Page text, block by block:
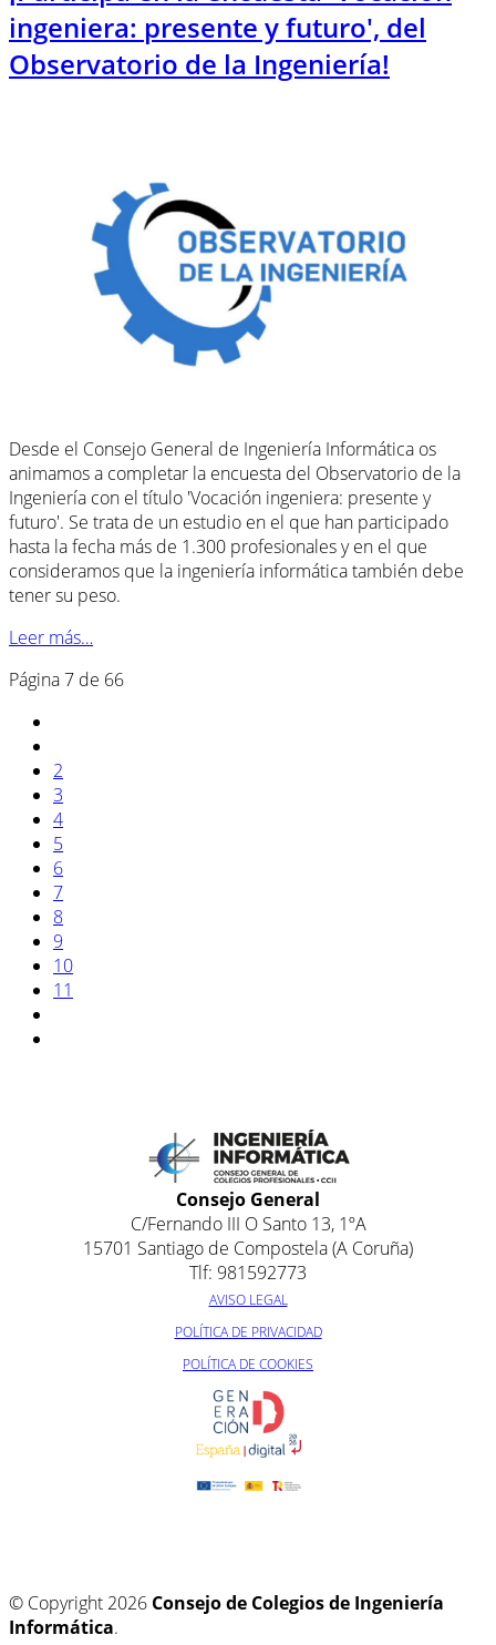
ingeniera: presente y futuro', del
Observatorio de la Ingeniería!
Desde el Consejo General de Ingeniería Informática os
animamos a completar la encuesta del Observatorio de la
Ingeniería con el título 'Vocación ingeniera: presente y
futuro'. Se trata de un estudio en el que han participado
hasta la fecha más de 1.300 profesionales y en el que
consideramos que la ingeniería informática también debe
tener su peso.
Leer más…
Página 7 de 66
2
3
4
5
6
7
8
9
10
11
Consejo General
C/Fernando III O Santo 13, 1ºA
15701 Santiago de Compostela (A Coruña)
Tlf: 981592773
AVISO LEGAL
POLÍTICA DE PRIVACIDAD
POLÍTICA DE COOKIES
© Copyright 2026 Consejo de Colegios de Ingeniería
Informática.